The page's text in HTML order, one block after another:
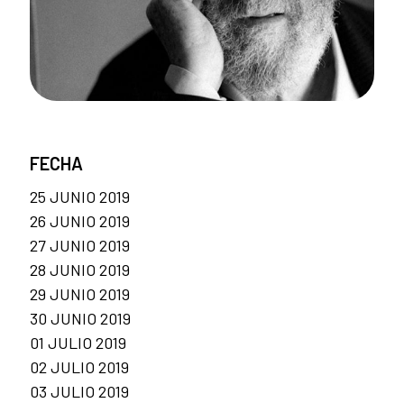
FECHA
25 JUNIO 2019
26 JUNIO 2019
27 JUNIO 2019
28 JUNIO 2019
29 JUNIO 2019
30 JUNIO 2019
01 JULIO 2019
02 JULIO 2019
03 JULIO 2019